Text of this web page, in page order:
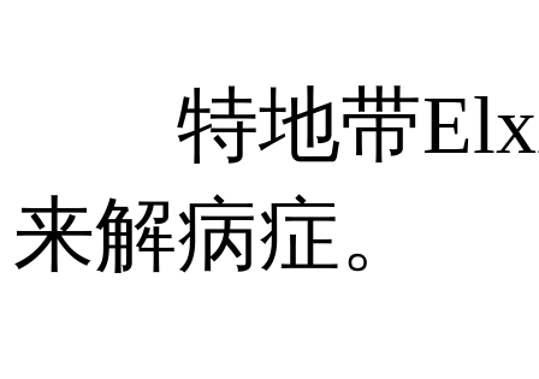
特地带
来解病症。